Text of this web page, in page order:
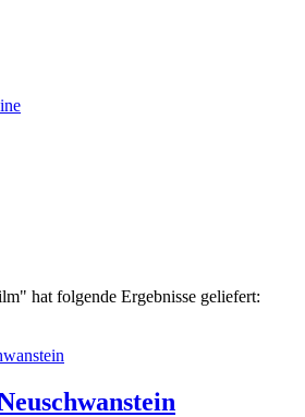
hat folgende Ergebnisse geliefert: